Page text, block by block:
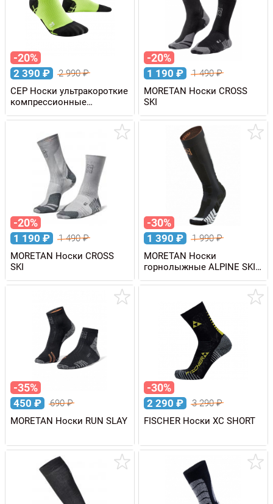
-20%
2 390 ₽ 2 990₽
CEP Носки ультракороткие
компрессионные
ULTRALIGHT мужские
-20%
1 190 ₽ 1 490₽
MORETAN Носки CROSS
SKI
-20%
1 190 ₽ 1 490₽
MORETAN Носки CROSS
SKI
-30%
1 390 ₽ 1 990₽
MORETAN Носки
горнолыжные ALPINE SKI
EMBOSSOM
-35%
450 ₽ 690₽
MORETAN Носки RUN SLAY
-30%
2 290 ₽ 3 290₽
FISCHER Носки XC SHORT